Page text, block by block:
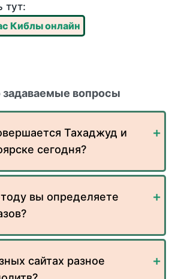
тут:
Киблы онлайн
задаваемые вопросы
Тахаджуд и
сегодня?
вы определяете
сайтах разное